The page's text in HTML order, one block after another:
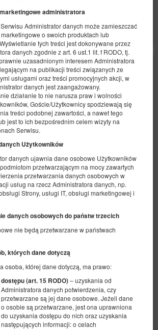
administratora
Administrator danych może zamieszczać
o swoich produktach lub
tych treści jest dokonywane przez
danych zgodnie z art. 6 ust.1 lit. f RODO, tj.
uzasadnionym interesem Administratora
na publikacji treści związanych ze
usługami oraz treści promocyjnych akcji, w
danych jest zaangażowany.
działanie to nie narusza praw i wolności
Goście/Użytkownicy spodziewają się
treści podobnej zawartości, a nawet tego
jest to ich bezpośrednim celem wizyty na
Serwisu.
Użytkowników
danych ujawnia dane osobowe Użytkowników
przetwarzającym na mocy zawartych
przetwarzania danych osobowych w
usług na rzecz Administratora danych, np.
Strony, usługi IT, obsługi marketingowej i
danych osobowych do państw trzecich
nie będą przetwarzane w państwach
których dane dotyczą
osoba, której dane dotyczą, ma prawo:
dostępu (art. 15 RODO)– uzyskania od
Administratora danych potwierdzenia, czy
przetwarzane są jej dane osobowe. Jeżeli dane
o osobie są przetwarzane, jest ona uprawniona
do uzyskania dostępu do nich oraz uzyskania
następujących informacji: o celach
6 typu Studio
podwójne (King), 1 sofa rozkładana (Sofa Bed)
452,00 zł 429,40 zł
2 osoby / 1 noc
Kragujewca 6
Szczegóły